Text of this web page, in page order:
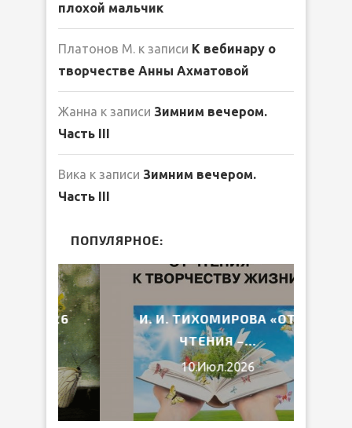
плохой мальчик
Платонов М. к записи К вебинару о
творчестве Анны Ахматовой
Жанна к записи Зимним вечером.
Часть III
Вика к записи Зимним вечером.
Часть III
ПОПУЛЯРНОЕ:
И. И. ТИХОМИРОВА «ОТ
ЧТЕНИЯ –...
10.Июл.2026